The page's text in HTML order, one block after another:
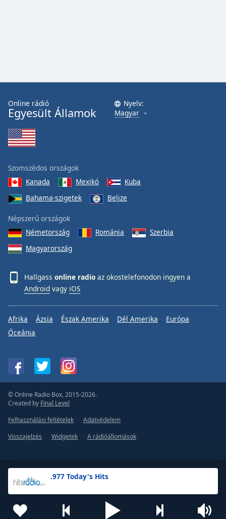
.977 Today's Hits
Online rádió
Egyesült Államok
Nyelv:
Magyar
Szomszédos országok
Kanada
Mexikó
Kuba
Bahama-szigetek
Belize
Népszerű országok
Németország
Románia
Szerbia
Magyarország
Hallgass online radio az okostelefonodon ingyen a
Android vagy iOS
Afrika Ázsia Észak Amerika Dél Amerika
Európa
Óceánia
© Online Radio Box, 2015-2026.
Created by Final Level
Felhasználási feltételek
Adatvédelem
Visszajelzés
Widgetek A rádióállomások